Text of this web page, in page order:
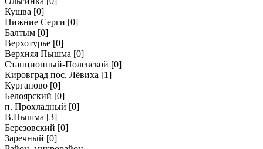
Кушва [0]
Нижние Серги [0]
Балтым [0]
Верхотурье [0]
Верхняя Пышма [0]
Станционный-Полевской [0]
Кировград пос. Лёвиха [1]
Курганово [0]
Белоярский [0]
п. Прохладный [0]
В.Пышма [3]
Березовский [0]
Заречный [0]